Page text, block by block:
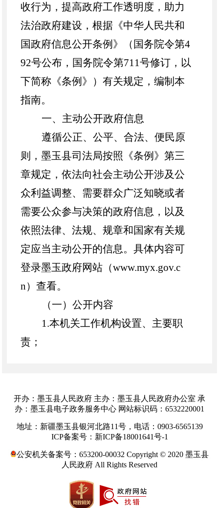
收行为，提高政府工作透明度，助力
法治政府建设，根据《中华人民共和
国政府信息公开条例》（国务院令第4
92号公布，国务院令第711号修订，以
下简称《条例》）有关规定，编制本
指南。
一、主动公开政府信息
遵循公正、公平、合法、便民原
则，墨玉县司法局按照《条例》第三
章规定，依法向社会主动公开涉及公
众利益调整、需要群众广泛知晓或者
需要公众参与决策的政府信息，以及
依照法律、法规、规章和国家有关规
定应当主动公开的信息。具体内容可
登录墨玉政府网站（www.myx.gov.c
n）查看。
（一）公开内容
1.本机关工作机构设置、主要职
责；
1.政府网站：墨玉县人民政府门户
网站（www. myx.gov.cn）;
2.现场查阅点：墨玉县政务服务大
厅，地址： 墨玉县富强路87号；办公
时间：夏季 10:00至14:00，16:00至20:
00；冬季10:00至14:00，15:30至19:30
开办：墨玉县人民政府 主办：墨玉县人民政府办公室 承
办：墨玉县电子政务服务中心 网站标识码：6532220001
地址：新疆墨玉县银河北路11号，电话：0903-6565139
ICP备案号：新ICP备18001641号-1
公安机关备案号：653200-00032 Copyright © 2020 墨玉县
人民政府 All Rights Reserved